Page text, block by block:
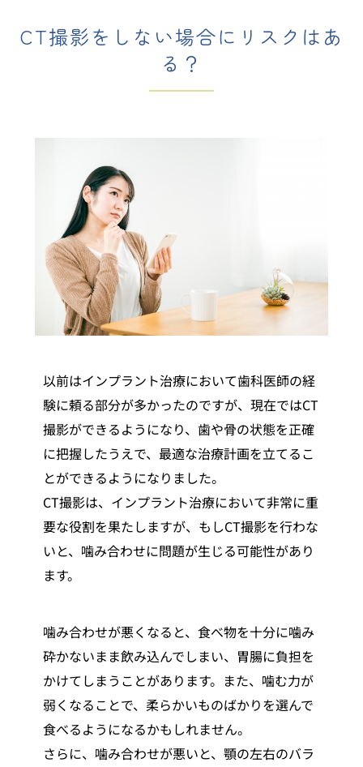
CT撮影をしない場合にリスクはあ
る？
以前はインプラント治療において歯科医師の経
験に頼る部分が多かったのですが、現在ではCT
撮影ができるようになり、歯や骨の状態を正確
に把握したうえで、最適な治療計画を立てるこ
とができるようになりました。
CT撮影は、インプラント治療において非常に重
要な役割を果たしますが、もしCT撮影を行わな
いと、噛み合わせに問題が生じる可能性があり
ます。
噛み合わせが悪くなると、食べ物を十分に噛み
砕かないまま飲み込んでしまい、胃腸に負担を
かけてしまうことがあります。また、噛む力が
弱くなることで、柔らかいものばかりを選んで
食べるようになるかもしれません。
さらに、噛み合わせが悪いと、顎の左右のバラ